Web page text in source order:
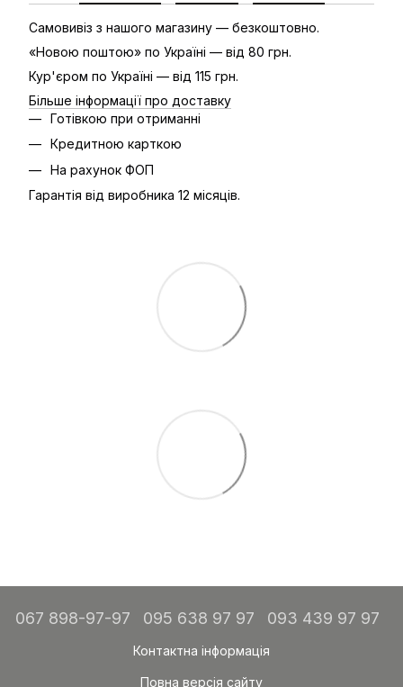
Самовивіз з нашого магазину — безкоштовно.
«Новою поштою» по Україні — від 80 грн.
Кур'єром по Україні — від 115 грн.
Більше інформації про доставку
Готівкою при отриманні
Кредитною карткою
На рахунок ФОП
Гарантія від виробника 12 місяців.
067 898-97-97 095 638 97 97 093 439 97 97
Контактна інформація
Повна версія сайту